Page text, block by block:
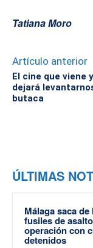
Tatiana Moro
Artículo anterior
El cine que viene
dejará
butaca
ÚLTIMAS
Málaga saca
fusiles de
operación con
detenidos